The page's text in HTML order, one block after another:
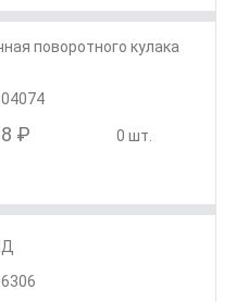
поворотного кулака
₽ 0 шт.